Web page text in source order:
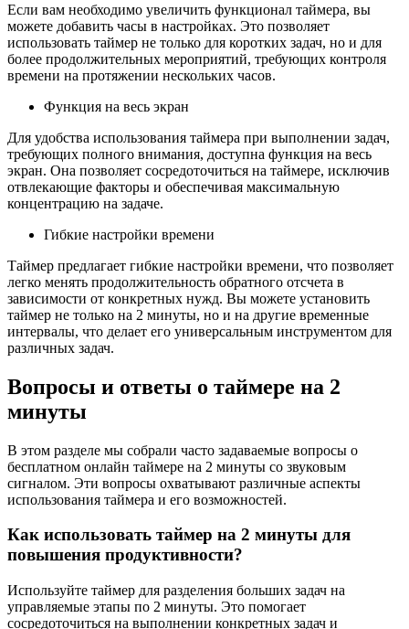
Если вам необходимо увеличить функционал таймера, вы
можете добавить часы в настройках. Это позволяет
использовать таймер не только для коротких задач, но и для
более продолжительных мероприятий, требующих контроля
времени на протяжении нескольких часов.
Функция на весь экран
Для удобства использования таймера при выполнении задач,
требующих полного внимания, доступна функция на весь
экран. Она позволяет сосредоточиться на таймере, исключив
отвлекающие факторы и обеспечивая максимальную
концентрацию на задаче.
Гибкие настройки времени
Таймер предлагает гибкие настройки времени, что позволяет
легко менять продолжительность обратного отсчета в
зависимости от конкретных нужд. Вы можете установить
таймер не только на 2 минуты, но и на другие временные
интервалы, что делает его универсальным инструментом для
различных задач.
Вопросы и ответы о таймере на 2
минуты
В этом разделе мы собрали часто задаваемые вопросы о
бесплатном онлайн таймере на 2 минуты со звуковым
сигналом. Эти вопросы охватывают различные аспекты
использования таймера и его возможностей.
Как использовать таймер на 2 минуты для
повышения продуктивности?
Используйте таймер для разделения больших задач на
управляемые этапы по 2 минуты. Это помогает
сосредоточиться на выполнении конкретных задач и